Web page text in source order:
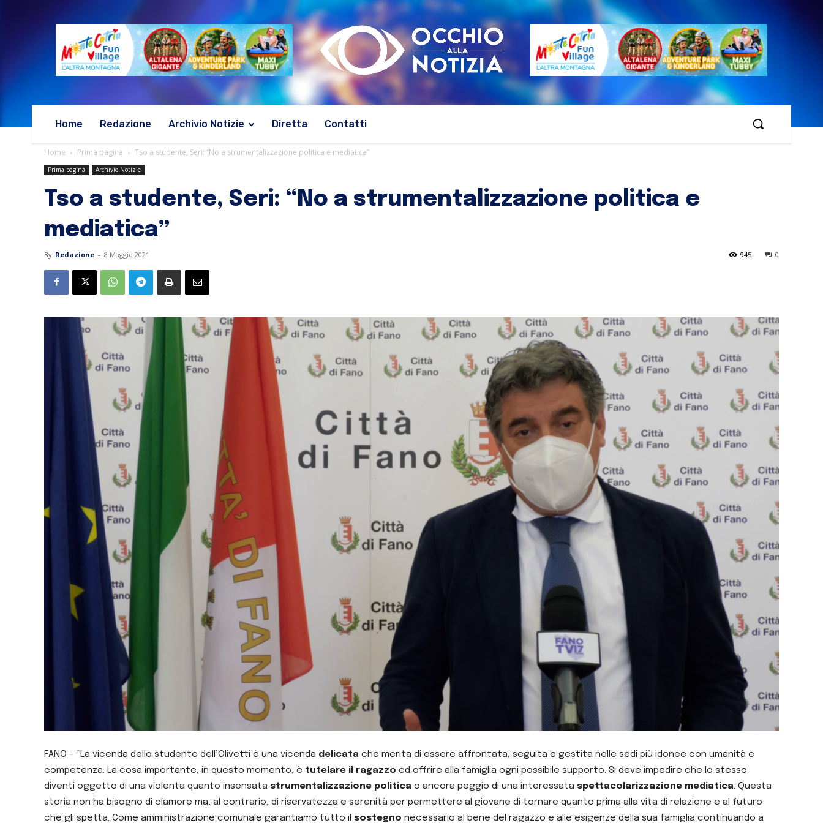
Home Redazione Archivio Notizie Diretta Contatti
Home Prima pagina Tso a studente, Seri: “No a strumentalizzazione politica e mediatica”
Prima pagina Archivio Notizie
Tso a studente, Seri: “No a strumentalizzazione politica e
mediatica”
By Redazione - 8 Maggio 2021 0
945
FANO – “La vicenda dello studente dell’Olivetti è una vicenda delicata che merita di essere affrontata, seguita e gestita nelle sedi più idonee con umanità e
competenza. La cosa importante, in questo momento, è tutelare il ragazzo ed offrire alla famiglia ogni possibile supporto. Si deve impedire che lo stesso
diventi oggetto di una violenta quanto insensata strumentalizzazione politica o ancora peggio di una interessata spettacolarizzazione mediatica. Questa
storia non ha bisogno di clamore ma, al contrario, di riservatezza e serenità per permettere al giovane di tornare quanto prima alla vita di relazione e al futuro
che gli spetta. Come amministrazione comunale garantiamo tutto il sostegno necessario al bene del ragazzo e alle esigenze della sua famiglia continuando a